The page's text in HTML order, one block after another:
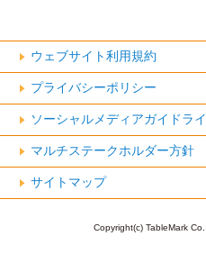
ウェブサイト利用規約
プライバシーポリシー
ソーシャルメディアガイドラ
マルチステークホルダー方針
サイトマップ
Copyright(c) TableMark